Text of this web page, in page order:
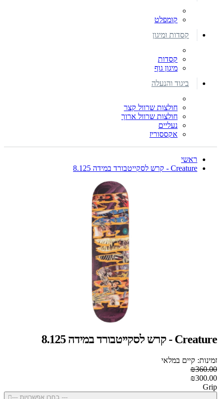
קומפלט
קסדות ומיגון
קסדות
מיגון גוף
ביגוד והנעלה
חולצות שרוול קצר
חולצות שרוול ארוך
נעליים
אקססוריז
ראשי
Creature - קרש לסקייטבורד במידה 8.125
Creature - קרש לסקייטבורד במידה 8.125
זמינות: קיים במלאי
₪360.00
₪300.00
Grip
--- בחרו אפשרויות ---